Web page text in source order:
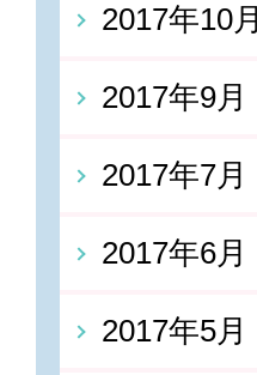
2017年10月
2017年9月
2017年7月
2017年6月
2017年5月